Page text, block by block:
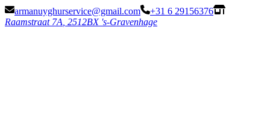
armanuyghurservice@gmail.com
+31 6 29156376
Raamstraat 7A 2512BX 's-Gravenhage